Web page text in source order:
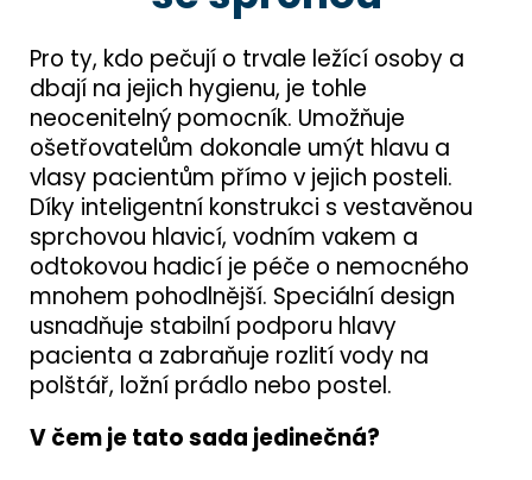
Pro ty, kdo pečují o trvale ležící osoby a
dbají na jejich hygienu, je tohle
neocenitelný pomocník. Umožňuje
ošetřovatelům dokonale umýt hlavu a
vlasy pacientům přímo v jejich posteli.
Díky inteligentní konstrukci s vestavěnou
sprchovou hlavicí, vodním vakem a
odtokovou hadicí je péče o nemocného
mnohem pohodlnější. Speciální design
usnadňuje stabilní podporu hlavy
pacienta a zabraňuje rozlití vody na
polštář, ložní prádlo nebo postel.
V čem je tato sada jedinečná?